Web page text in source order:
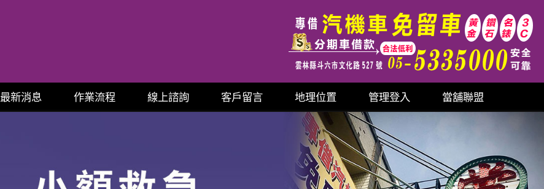
最新消息 作業流程 線上諮詢 客戶留言 地理位置 管理登入 當舖聯盟